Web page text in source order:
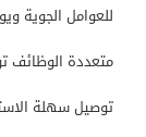
للعوامل الجوية
متعددة الوظائف
توصيل سهلة